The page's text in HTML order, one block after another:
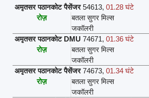
अमृतसर पठानकोट पैसेंजर 54613,01.28 घंटे
रोज़
बतला सुगर मिल्स
जकॉलरी
अमृतसर पठानकोट DMU 74671,01.36 घंटे
रोज़
बतला सुगर मिल्स
जकॉलरी
अमृतसर पठानकोट पैसेंजर 74673,01.34 घंटे
रोज़
बतला सुगर मिल्स
जकॉलरी